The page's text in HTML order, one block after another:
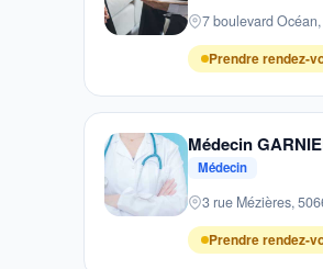
7 boulevard
Prendre rendez-
Médecin
Médecin
3 rue Mézières,
Prendre rendez-